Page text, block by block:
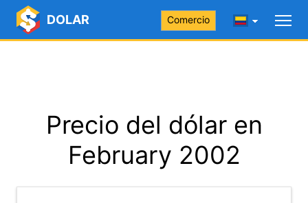
DOLAR Comercio
Precio del dólar en
February 2002